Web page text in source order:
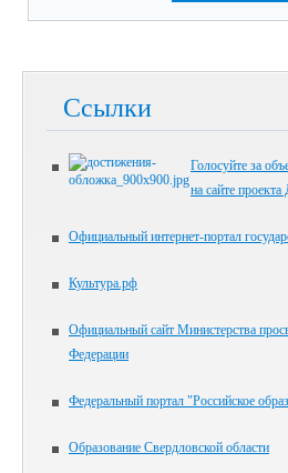
Ссылки
Голосуйте за
на сайте
Официальный интернет-портал
Культура.рф
Официальный сайт Министерства
Федерации
Федеральный портал "Российское
Образование Свердловской области